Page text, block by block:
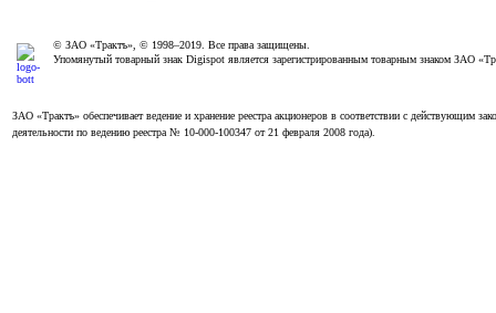
© ЗАО «Трактъ», © 1998–2019. Все права защищены.
Упомянутый товарный знак Digispot является зарегистрированным товарным знаком ЗАО
ЗАО «Трактъ» обеспечивает ведение и хранение реестра акционеров в соответствии с действующим
деятельности по ведению реестра № 10-000-100347 от 21 февраля 2008 года).